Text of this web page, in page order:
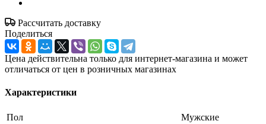
Рассчитать доставку
Поделиться
Цена действительна только для интернет-магазина и может
отличаться от цен в розничных магазинах
Характеристики
Пол
Мужские